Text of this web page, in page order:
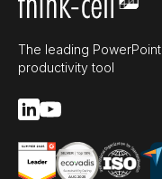
The leading PowerPoint
productivity tool